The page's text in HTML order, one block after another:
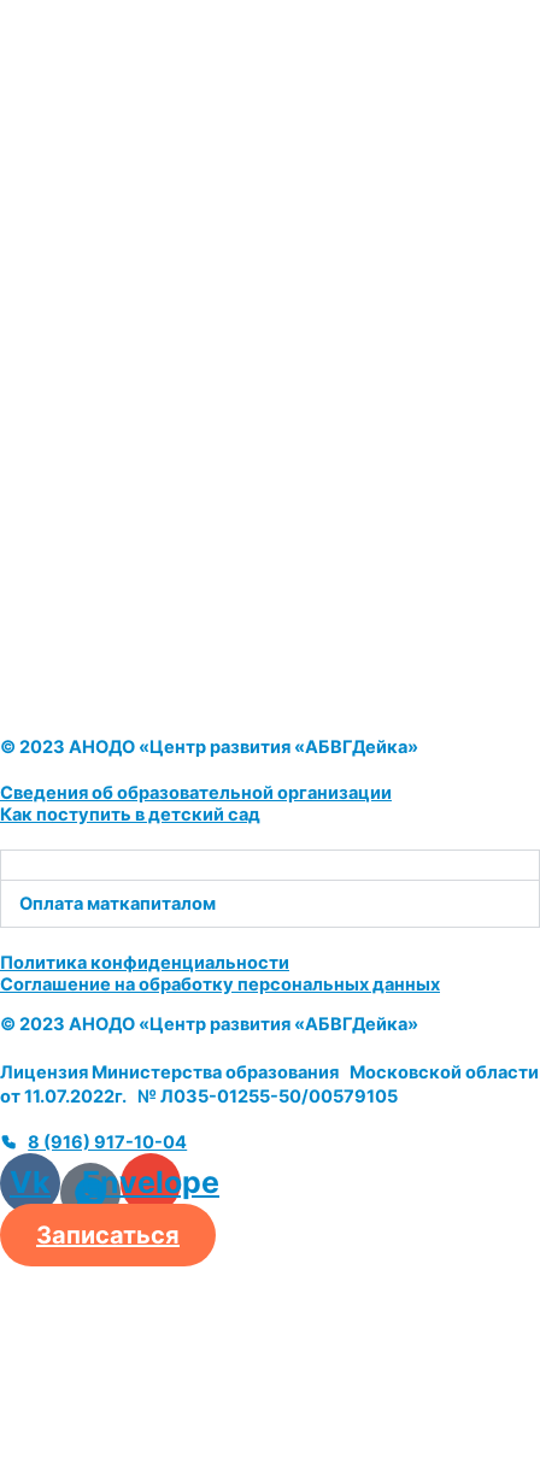
© 2023 АНОДО «Центр развития «АБВГДейка»
Сведения об образовательной организации
Как поступить в детский сад
Оплата маткапиталом
Политика конфиденциальности
Соглашение на обработку персональных данных
© 2023 АНОДО «Центр развития «АБВГДейка»
Лицензия Министерства образования Московской области
от 11.07.2022г. № Л035-01255-50/00579105
8 (916) 917-10-04
Vk Envelope
Записаться